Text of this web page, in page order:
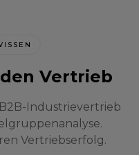
Vertrieb
Industrievertrieb
Vertriebserfolg.